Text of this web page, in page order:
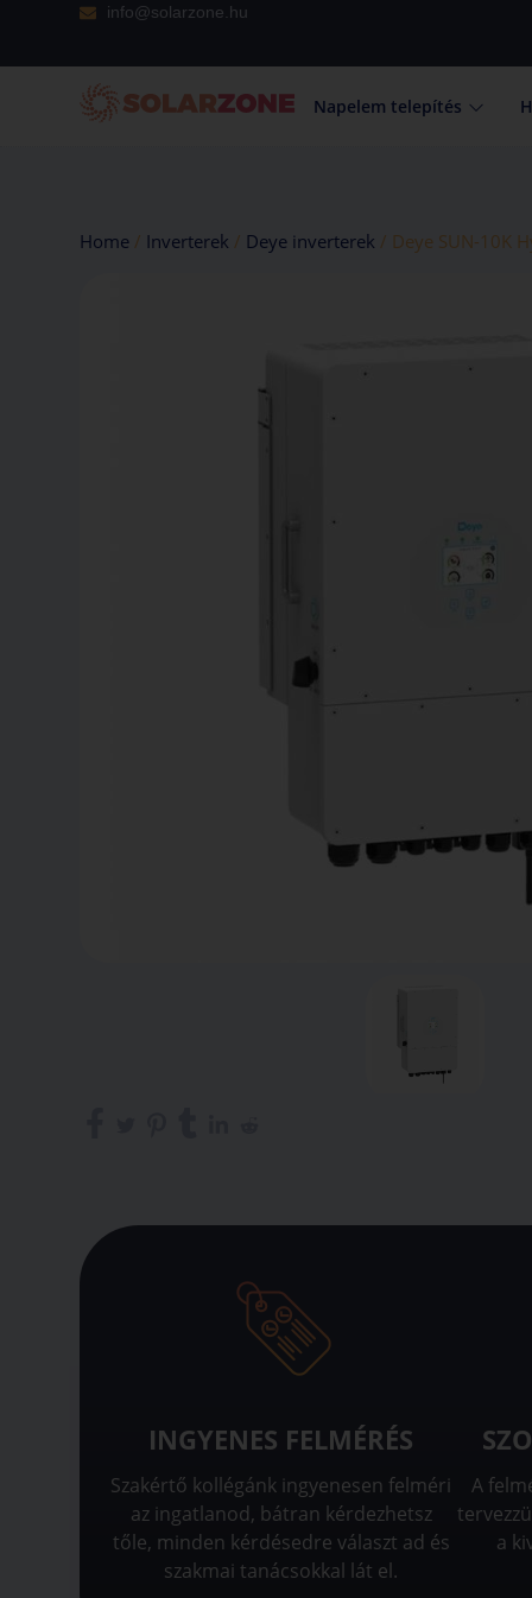
info@solarzone.hu
Napelem telepítés
Home / Inverterek / Deye inverterek / Deye SUN-10K
INGYENES FELMÉRÉS
Szakértő kollégánk ingyenesen felméri
az ingatlanod, bátran kérdezhetsz
tőle, minden kérdésedre választ ad és
szakmai tanácsokkal lát el.
A
a